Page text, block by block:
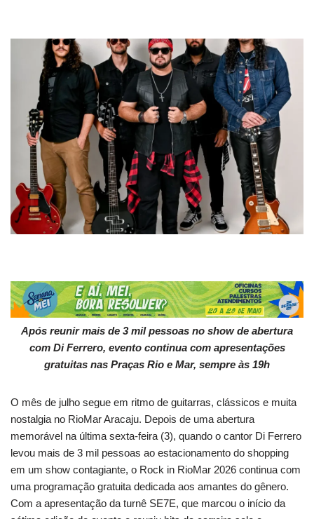
Após reunir mais de 3 mil pessoas no show de abertura
com Di Ferrero, evento continua com apresentações
gratuitas nas Praças Rio e Mar, sempre às 19h
O mês de julho segue em ritmo de guitarras, clássicos e muita
nostalgia no RioMar Aracaju. Depois de uma abertura
memorável na última sexta-feira (3), quando o cantor Di Ferrero
levou mais de 3 mil pessoas ao estacionamento do shopping
em um show contagiante, o Rock in RioMar 2026 continua com
uma programação gratuita dedicada aos amantes do gênero.
Com a apresentação da turnê SE7E, que marcou o início da